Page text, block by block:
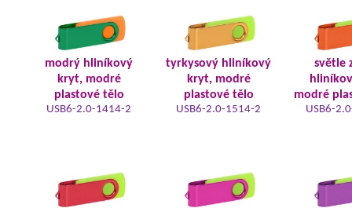
modrý hliníkový
kryt, modré
plastové tělo
USB6-2.0-1414-2
tyrkysový hliníkový
kryt, modré
plastové tělo
USB6-2.0-1514-2
světle
modré
USB6-